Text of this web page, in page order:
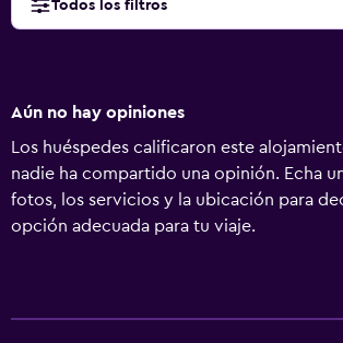
Todos los filtros
Aún no hay opiniones
Los huéspedes calificaron este
nadie ha compartido una opinión. Echa
fotos, los servicios y la ubicación para
opción adecuada para tu viaje.